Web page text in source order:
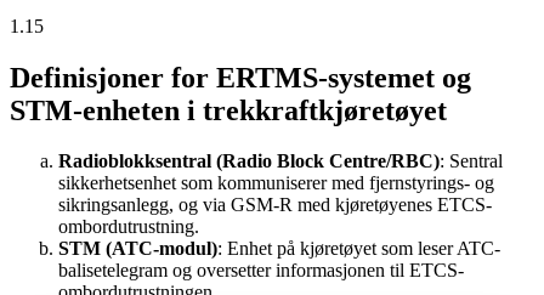
1.15
Definisjoner for ERTMS-systemet og
STM-enheten i trekkraftkjøretøyet
Radioblokksentral (Radio Block Centre/RBC): Sentral
sikkerhetsenhet som kommuniserer med fjernstyrings- og
sikringsanlegg, og via GSM-R med kjøretøyenes ETCS-
ombordutrustning.
STM (ATC-modul): Enhet på kjøretøyet som leser ATC-
balisetelegram og oversetter informasjonen til ETCS-